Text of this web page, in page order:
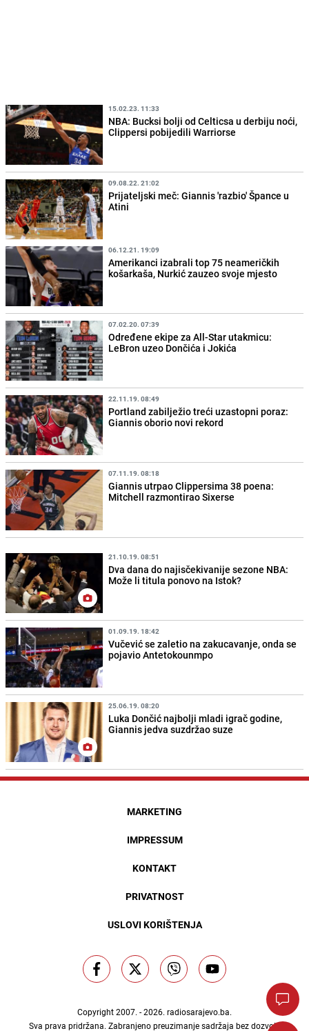
15.02.23. 11:33
NBA: Bucksi bolji od Celticsa u derbiju noći,
Clippersi pobijedili Warriorse
09.08.22. 21:02
Prijateljski meč: Giannis 'razbio' Špance u
Atini
06.12.21. 19:09
Amerikanci izabrali top 75 neameričkih
košarkaša, Nurkić zauzeo svoje mjesto
07.02.20. 07:39
Određene ekipe za All-Star utakmicu:
LeBron uzeo Dončića i Jokića
22.11.19. 08:49
Portland zabilježio treći uzastopni poraz:
Giannis oborio novi rekord
07.11.19. 08:18
Giannis utrpao Clippersima 38 poena:
Mitchell razmontirao Sixerse
21.10.19. 08:51
Dva dana do najisčekivanije sezone NBA:
Može li titula ponovo na Istok?
01.09.19. 18:42
Vučević se zaletio na zakucavanje, onda se
pojavio Antetokounmpo
25.06.19. 08:20
Luka Dončić najbolji mladi igrač godine,
Giannis jedva suzdržao suze
MARKETING
IMPRESSUM
KONTAKT
PRIVATNOST
USLOVI KORIŠTENJA
Copyright 2007. - 2026. radiosarajevo.ba.
Sva prava pridržana. Zabranjeno preuzimanje sadržaja bez dozvole